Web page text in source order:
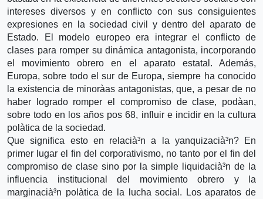
intereses diversos y en conflicto con sus consiguientes
expresiones en la sociedad civil y dentro del aparato de
Estado. El modelo europeo era integrar el conflicto de
clases para romper su dinámica antagonista, incorporando
el movimiento obrero en el aparato estatal. Además,
Europa, sobre todo el sur de Europa, siempre ha conocido
la existencia de minorà­as antagonistas, que, a pesar de no
haber logrado romper el compromiso de clase, podà­an,
sobre todo en los años pos 68, influir e incidir en la cultura
polà­tica de la sociedad.
Que significa esto en relacià³n a la yanquizacià³n? En
primer lugar el fin del corporativismo, no tanto por el fin del
compromiso de clase sino por la simple liquidacià³n de la
influencia institucional del movimiento obrero y la
marginacià³n polà­tica de la lucha social. Los aparatos de